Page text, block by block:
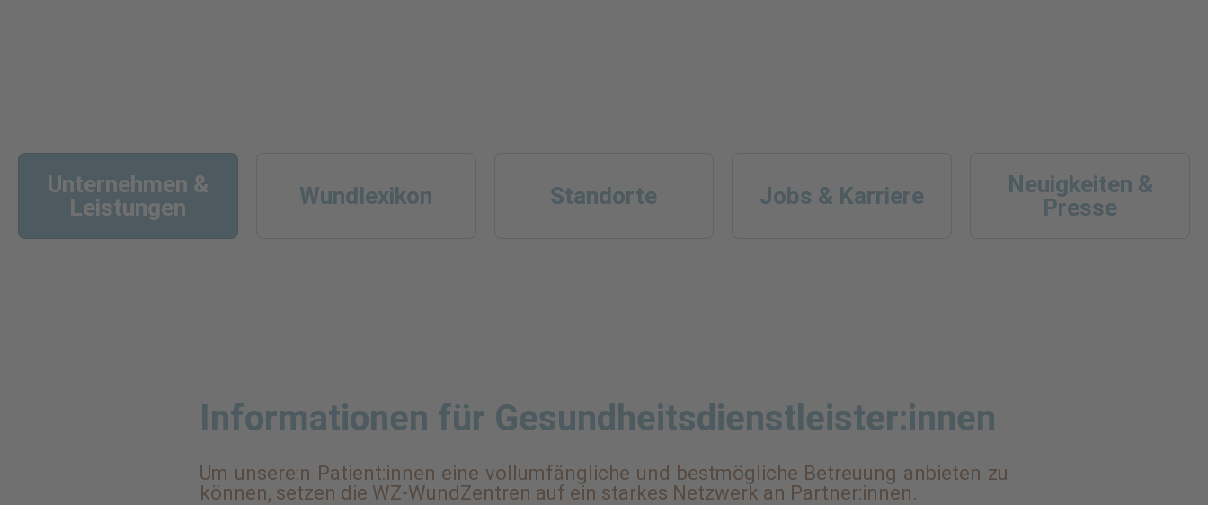
Unternehmen &
Leistungen
Wundlexikon Standorte Jobs & Karriere
Neuigkeiten &
Presse
Informationen für Gesundheitsdienstleister:innen
Um unsere:n Patient:innen eine vollumfängliche und bestmögliche Betreuung anbieten zu
können, setzen die WZ-WundZentren auf ein starkes Netzwerk an Partner:innen.